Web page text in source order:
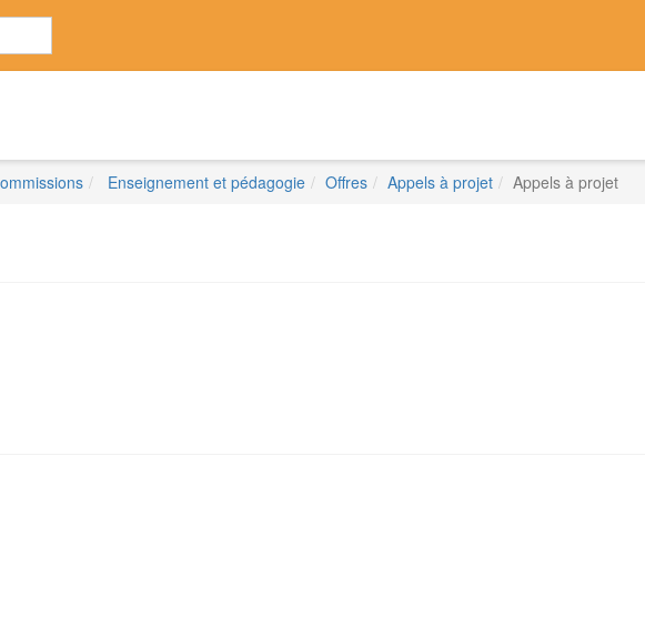
Enseignement et pédagogie Offres Appels à projet Appels à projet